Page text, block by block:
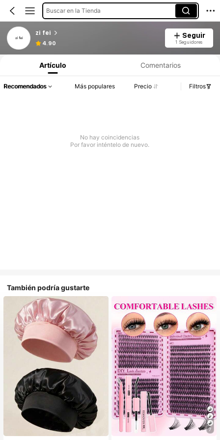
Buscar en la Tienda
zi fei
4.90
Seguir
1 Seguidores
Artículo Comentarios
Recomendados Más populares Precio Filtros
No hay coincidencias
Por favor inténtelo de nuevo.
También podría gustarte
#1 Más vendidos
en Multicolor Gorros para el pelo para mujer
Establecido hace 1 año
7